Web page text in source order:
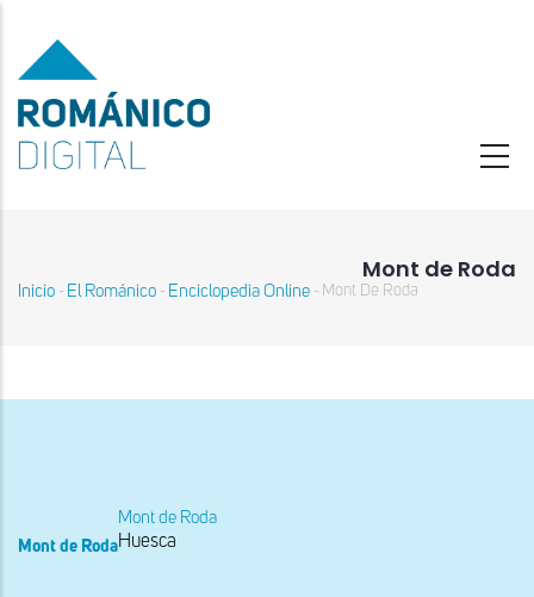
contenido
principal
Mont de Roda
navegación
Inicio - El Románico - Enciclopedia Online - Mont De Roda
Mont de Roda
Mont de Roda
Huesca